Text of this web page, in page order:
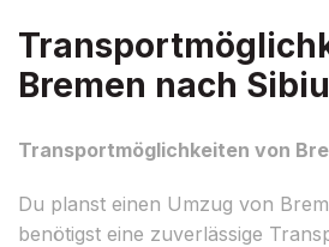
Bremen nach Sibiu
Transportmöglichkeiten von
Du planst einen Umzug von
benötigst eine zuverlässige